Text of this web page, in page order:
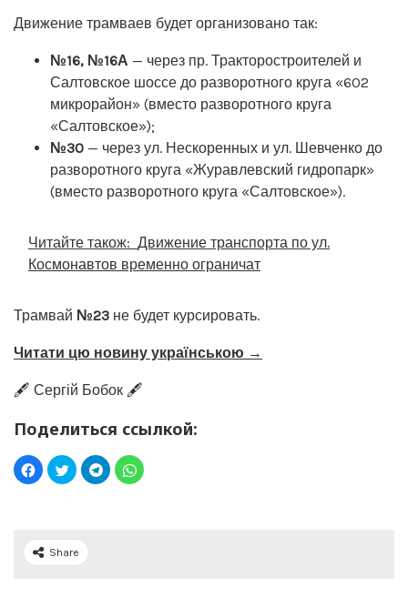
Движение трамваев будет организовано так:
№16, №16А — через пр. Тракторостроителей и
Салтовское шоссе до разворотного круга «602
микрорайон» (вместо разворотного круга
«Салтовское»);
№30 — через ул. Нескоренных и ул. Шевченко до
разворотного круга «Журавлевский гидропарк»
(вместо разворотного круга «Салтовское»).
Читайте також: Движение транспорта по ул.
Космонавтов временно ограничат
Трамвай №23 не будет курсировать.
Читати цю новину українською →
🖋️ Сергій Бобок 🖋️
Поделиться ссылкой:
Share